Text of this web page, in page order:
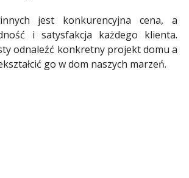
jest konkurencyjna cena, a
i satysfakcja każdego klienta.
odnaleźć konkretny projekt domu a
go w dom naszych marzeń.